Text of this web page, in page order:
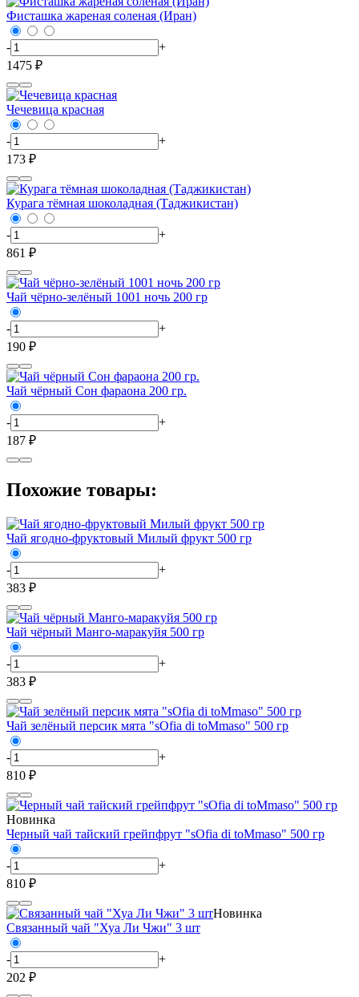
Фисташка жареная соленая (Иран)
-
+
1475 ₽
Чечевица красная
-
+
173 ₽
Курага тёмная шоколадная (Таджикистан)
-
+
861 ₽
Чай чёрно-зелёный 1001 ночь 200 гр
-
+
190 ₽
Чай чёрный Сон фараона 200 гр.
-
+
187 ₽
Похожие товары:
Чай ягодно-фруктовый Милый фрукт 500 гр
-
+
383 ₽
Чай чёрный Манго-маракуйя 500 гр
-
+
383 ₽
Чай зелёный персик мята "sOfia di toMmaso" 500 гр
-
+
810 ₽
Новинка
Черный чай тайский грейпфрут "sOfia di toMmaso" 500 гр
-
+
810 ₽
Новинка
Связанный чай "Хуа Ли Чжи" 3 шт
-
+
202 ₽